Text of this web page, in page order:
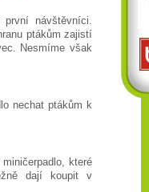
návštěvníci.
ptákům zajistí
Nesmíme však
nechat ptákům k
které
dají koupit v